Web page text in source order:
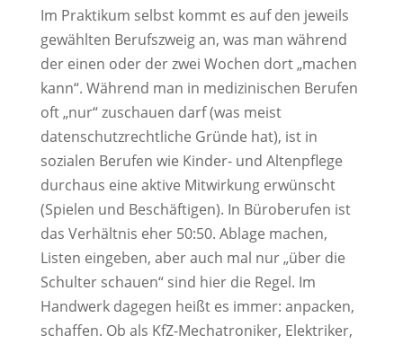
Im Praktikum selbst kommt es auf den jeweils
gewählten Berufszweig an, was man während
der einen oder der zwei Wochen dort „machen
kann“. Während man in medizinischen Berufen
oft „nur“ zuschauen darf (was meist
datenschutzrechtliche Gründe hat), ist in
sozialen Berufen wie Kinder- und Altenpflege
durchaus eine aktive Mitwirkung erwünscht
(Spielen und Beschäftigen). In Büroberufen ist
das Verhältnis eher 50:50. Ablage machen,
Listen eingeben, aber auch mal nur „über die
Schulter schauen“ sind hier die Regel. Im
Handwerk dagegen heißt es immer: anpacken,
schaffen. Ob als KfZ-Mechatroniker, Elektriker,